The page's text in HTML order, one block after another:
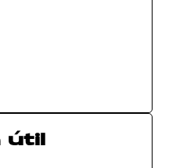
útil